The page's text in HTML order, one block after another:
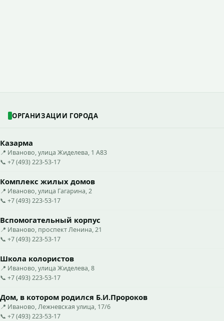
ОРГАНИЗАЦИИ ГОРОДА
Казарма
📍 Иваново, улица Жиделева, 1 А83
📞 +7 (493) 223-53-17
Комплекс жилых домов
📍 Иваново, улица Гагарина, 2
📞 +7 (493) 223-53-17
Вспомогательный корпус
📍 Иваново, проспект Ленина, 21
📞 +7 (493) 223-53-17
Школа колористов
📍 Иваново, улица Жиделева, 8
📞 +7 (493) 223-53-17
Дом, в котором родился Б.И.Пророков
📍 Иваново, Лежневская улица, 17/6
📞 +7 (493) 223-53-17